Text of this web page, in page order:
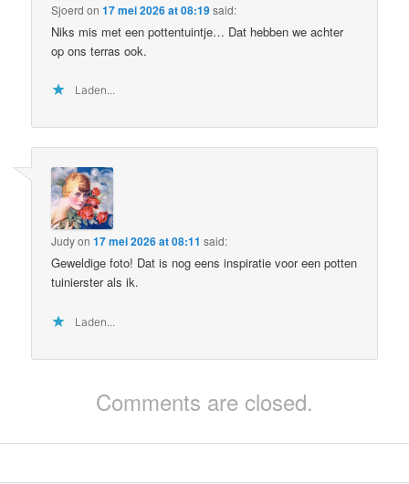
Sjoerd on17 mei 2026 at 08:19said:
Niks mis met een pottentuintje… Dat hebben we achter
op ons terras ook.
Laden...
Judyon17 mei 2026 at 08:11 said:
Geweldige foto! Dat is nog eens inspiratie voor een potten
tuinierster als ik.
Laden...
Comments are closed.